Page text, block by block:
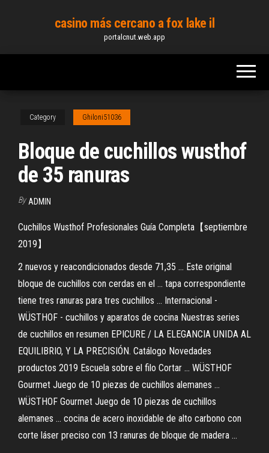
content
casino más cercano a fox lake il
portalcnut.web.app
Category Ghiloni51036
Bloque de cuchillos wusthof
de 35 ranuras
By ADMIN
Cuchillos Wusthof Profesionales Guía Completa【septiembre
2019】
2 nuevos y reacondicionados desde 71,35 ... Este original
bloque de cuchillos con cerdas en el ... tapa correspondiente
tiene tres ranuras para tres cuchillos ... Internacional -
WÜSTHOF - cuchillos y aparatos de cocina Nuestras series
de cuchillos en resumen EPICURE / LA ELEGANCIA UNIDA AL
EQUILIBRIO, Y LA PRECISIÓN. Catálogo Novedades
productos 2019 Escuela sobre el filo Cortar ... WÜSTHOF
Gourmet Juego de 10 piezas de cuchillos alemanes ...
WÜSTHOF Gourmet Juego de 10 piezas de cuchillos
alemanes ... cocina de acero inoxidable de alto carbono con
corte láser preciso con 13 ranuras de bloque de madera ...